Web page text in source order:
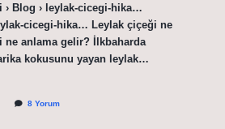
› Blog › leylak-cicegi-hika…
cicegi-hika… Leylak çiçeği ne
ne anlama gelir? İlkbaharda
kokusunu yayan leylak…
8 Yorum